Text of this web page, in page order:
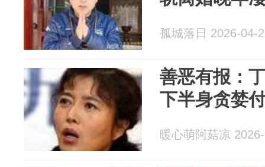
孤城落日 2026-04-
善恶有报：
下半身贪婪
暖心萌阿菇凉